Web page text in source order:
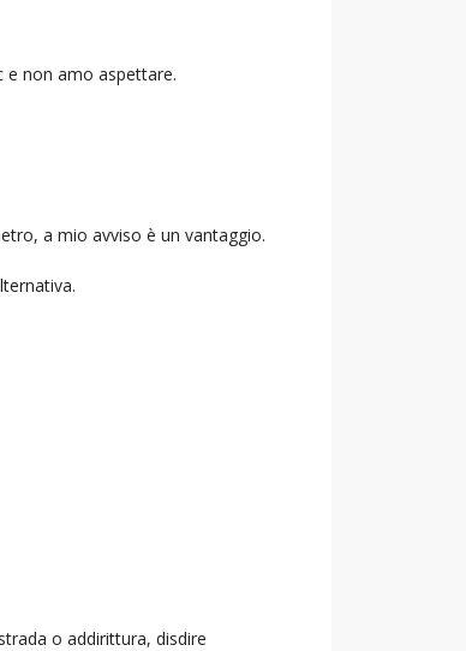
e non amo aspettare.
a mio avviso è un vantaggio.
o addirittura, disdire